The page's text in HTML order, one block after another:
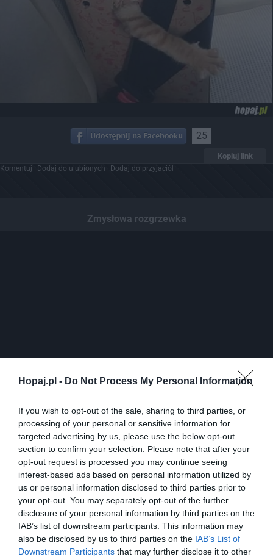
Hopaj.pl - Do Not Process My Personal Information
If you wish to opt-out of the sale, sharing to third parties, or
processing of your personal or sensitive information for
targeted advertising by us, please use the below opt-out
section to confirm your selection. Please note that after your
opt-out request is processed you may continue seeing
interest-based ads based on personal information utilized by
us or personal information disclosed to third parties prior to
your opt-out. You may separately opt-out of the further
disclosure of your personal information by third parties on the
IAB’s list of downstream participants. This information may
also be disclosed by us to third parties on the IAB’s List of
Downstream Participants that may further disclose it to other
25
Kopiuj link
Komentuj Dodaj do ulubionych Dodaj do przyjaciół
Zmysłowa rozgrzewka
Kopiuj link
Komentuj Dodaj do ulubionych Dodaj do przyjaciół